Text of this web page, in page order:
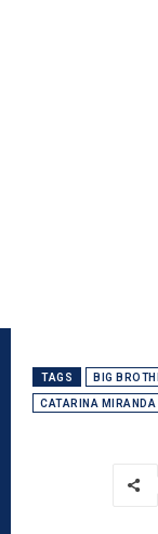
TAGS BIG
CATARINA MIRANDA